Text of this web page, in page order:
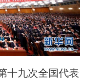
十九次全国代表